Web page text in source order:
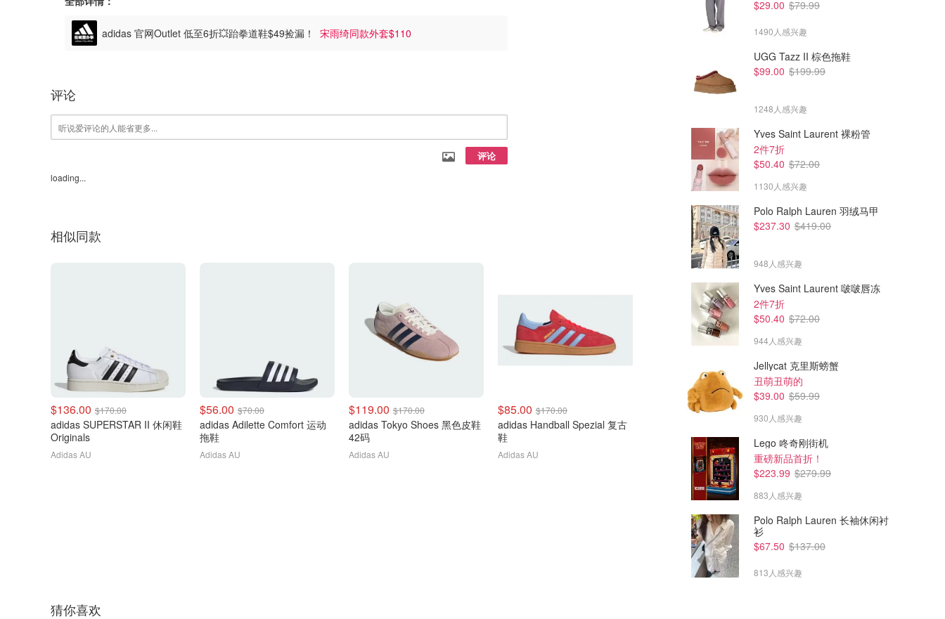
adidas 官网Outlet 低至6折💥跆拳道鞋$49捡漏！ 宋雨绮同款外套$110
评论
评论
loading...
相似同款
$136.00 $170.00
adidas SUPERSTAR II 休闲鞋
Originals
Adidas AU
$56.00 $70.00
adidas Adilette Comfort 运动
拖鞋
Adidas AU
$119.00 $170.00
adidas Tokyo Shoes 黑色皮鞋
42码
Adidas AU
$85.00 $170.00
adidas Handball Spezial 复古
鞋
Adidas AU
$127.50 $170.00
adidas Handball Spezial 粉色 adidas ADVANTAGE 白色板鞋
Adidas AU
猜你喜欢
$29.00 $79.99
1490人感兴趣
UGG Tazz II 棕色拖鞋
$99.00 $199.99
1248人感兴趣
Yves Saint Laurent 裸粉管
2件7折
$50.40 $72.00
1130人感兴趣
Polo Ralph Lauren 羽绒马甲
$237.30 $419.00
948人感兴趣
Yves Saint Laurent 啵啵唇冻
2件7折
$50.40 $72.00
944人感兴趣
Jellycat 克里斯螃蟹
丑萌丑萌的
$39.00 $59.99
930人感兴趣
Lego 咚奇刚街机
重磅新品首折！
$223.99 $279.99
883人感兴趣
Polo Ralph Lauren 长袖休闲衬
衫
$67.50 $137.00
813人感兴趣